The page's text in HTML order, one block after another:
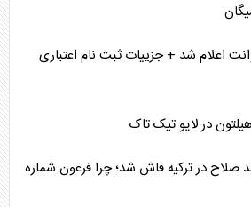
اعلام شد + جزییات ثبت نام اعتباری
در لایو تیک تاک
صلاح در ترکیه فاش شد؛ چرا فرعون شماره